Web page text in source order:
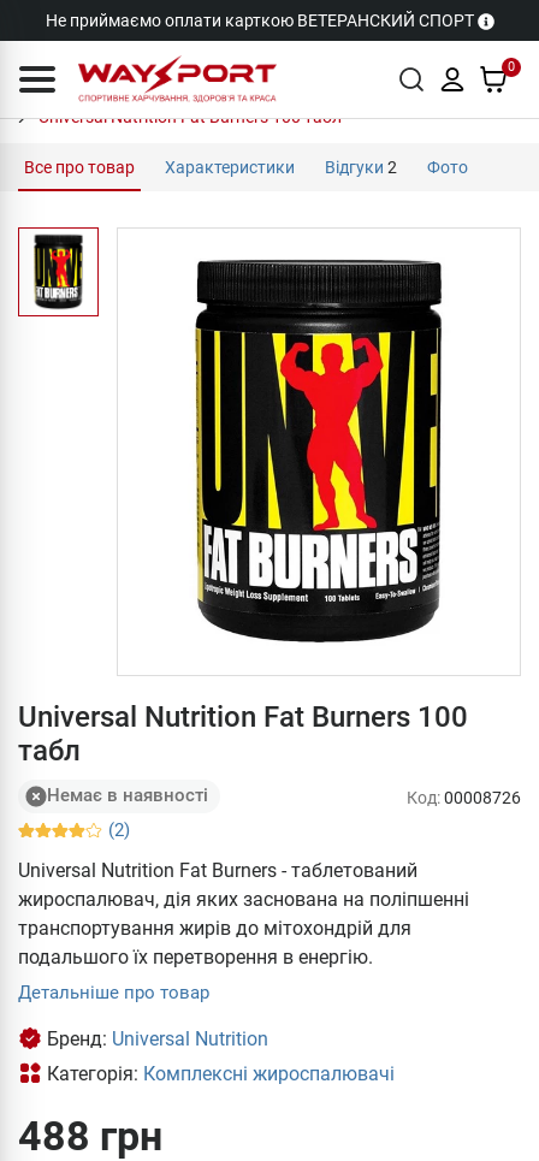
Не приймаємо оплати карткою ВЕТЕРАНСКИЙ СПОРТ
0
Universal Nutrition Fat Burners 100 табл
Все про товар Характеристики Відгуки 2 Фото
Universal Nutrition Fat Burners 100
табл
Немає в наявності
(2)
Код:00008726
Universal Nutrition Fat Burners - таблетований
жироспалювач, дія яких заснована на поліпшенні
транспортування жирів до мітохондрій для
подальшого їх перетворення в енергію.
Детальніше про товар
Бренд: Universal Nutrition
Категорія: Комплексні жироспалювачі
488 грн